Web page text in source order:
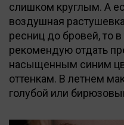
слишком круглым. А
воздушная
ресниц до бровей, то
рекомендую отдать
насыщенным синим
оттенкам. В летнем
голубой или